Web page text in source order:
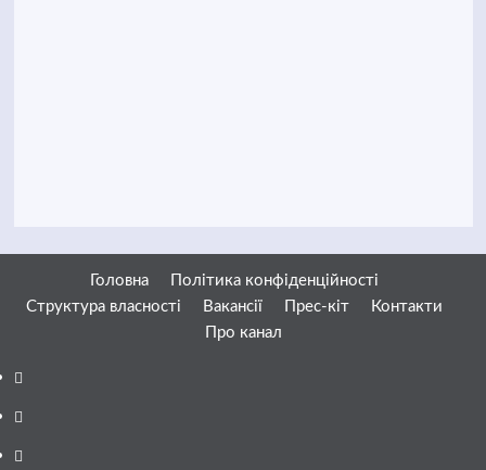
Головна
Політика конфіденційності
Структура власності
Вакансії Прес-кіт
Контакти
Про канал
Facebook
YouTube
Telegram